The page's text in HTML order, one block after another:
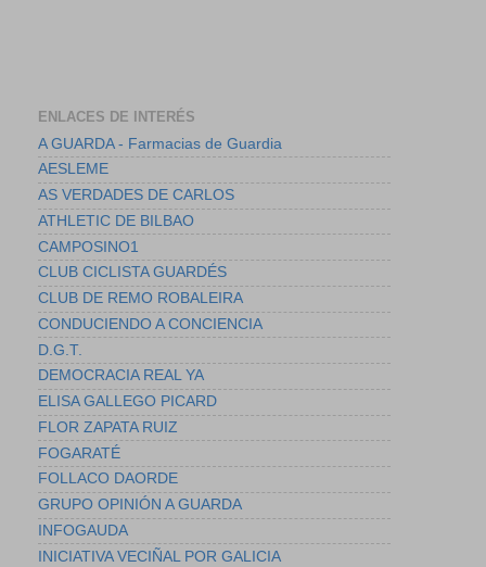
ENLACES DE INTERÉS
A GUARDA - Farmacias de Guardia
AESLEME
AS VERDADES DE CARLOS
ATHLETIC DE BILBAO
CAMPOSINO1
CLUB CICLISTA GUARDÉS
CLUB DE REMO ROBALEIRA
CONDUCIENDO A CONCIENCIA
D.G.T.
DEMOCRACIA REAL YA
ELISA GALLEGO PICARD
FLOR ZAPATA RUIZ
FOGARATÉ
FOLLACO DAORDE
GRUPO OPINIÓN A GUARDA
INFOGAUDA
INICIATIVA VECIÑAL POR GALICIA